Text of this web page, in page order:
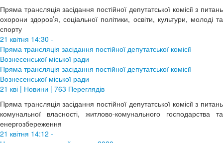
Пряма трансляція засідання постійної депутатської комісії з питань
охорони здоров’я, соціальної політики, освіти, культури, молоді та
спорту
21 квітня 14:30 -
Пряма трансляція засідання постійної депутатської комісії
Вознесенської міської ради
Пряма трансляція засідання постійної депутатської комісії
Вознесенської міської ради
21 кві | Новини | 763 Переглядів
Пряма трансляція засідання постійної депутатської комісії з питань
комунальної власності, житлово-комунального господарства та
енергозбереження
21 квітня 14:12 -